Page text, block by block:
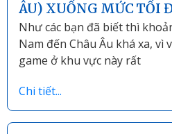
ÂU) XUỐNG MỨC TỐI
Như các bạn đã biết thì
Nam đến Châu Âu khá xa, vì
game ở khu vực này rất
Chi tiết...